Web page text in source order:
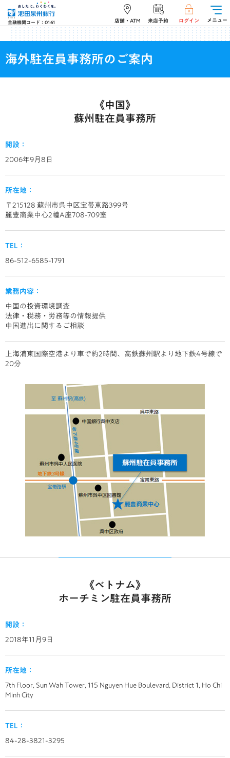
金融機関コード：0161 店舗・ATM 来店予約 ログイン メニュー
海外駐在員事務所のご案内
《中国》
蘇州駐在員事務所
開設：
2006年9月8日
所在地：
〒215128 蘇州市呉中区宝帯東路399号
麗豊商業中心2幢A座708-709室
TEL：
86-512-6585-1791
業務内容：
中国の投資環境調査
法律・税務・労務等の情報提供
中国進出に関するご相談
上海浦東国際空港より車で約2時間、高鉄蘇州駅より地下鉄4号線で
20分
《ベトナム》
ホーチミン駐在員事務所
開設：
2018年11月9日
所在地：
7th Floor, Sun Wah Tower, 115 Nguyen Hue Boulevard, District 1, Ho Chi
Minh City
TEL：
84-28-3821-3295